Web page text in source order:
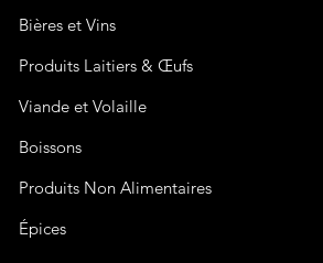
Bièreset Vins
Produits Laitiers & Œufs
Viande et Volaille
Boissons
Produits Non Alimentaires
Épices